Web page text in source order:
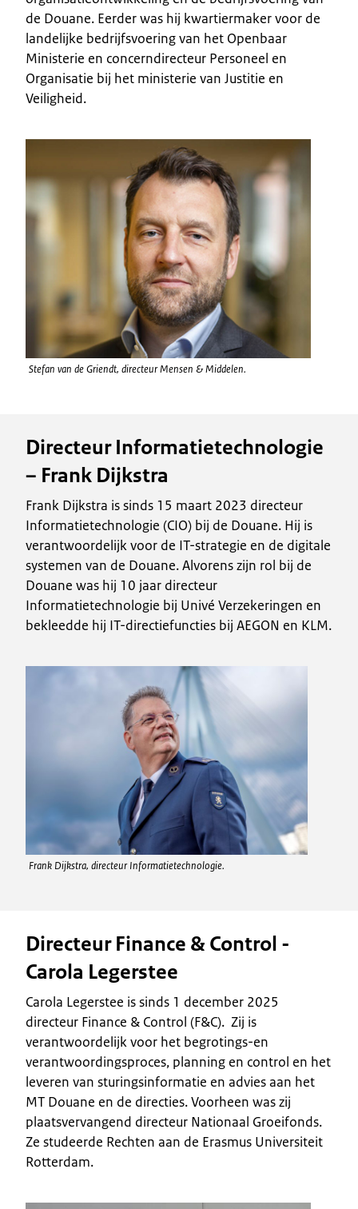
de Douane. Eerder was hij kwartiermaker voor de
landelijke bedrijfsvoering van het Openbaar
Ministerie en concerndirecteur Personeel en
Organisatie bij het ministerie van Justitie en
Veiligheid.
Stefan van de Griendt, directeur Mensen & Middelen.
Directeur Informatietechnologie
– Frank Dijkstra
Frank Dijkstra is sinds 15 maart 2023 directeur
Informatietechnologie (CIO) bij de Douane. Hij is
verantwoordelijk voor de IT-strategie en de digitale
systemen van de Douane. Alvorens zijn rol bij de
Douane was hij 10 jaar directeur
Informatietechnologie bij Univé Verzekeringen en
bekleedde hij IT-directiefuncties bij AEGON en KLM.
Frank Dijkstra, directeur Informatietechnologie.
Directeur Finance & Control -
Carola Legerstee
Carola Legerstee is sinds 1 december 2025
directeur Finance & Control (F&C). Zij is
verantwoordelijk voor het begrotings-en
verantwoordingsproces, planning en control en het
leveren van sturingsinformatie en advies aan het
MT Douane en de directies. Voorheen was zij
plaatsvervangend directeur Nationaal Groeifonds.
Ze studeerde Rechten aan de Erasmus Universiteit
Rotterdam.